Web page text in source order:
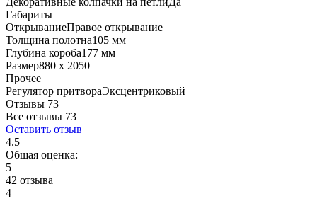
Габариты
ОткрываниеПравое открывание
Толщина полотна105 мм
Глубина короба177 мм
Размер880 x 2050
Прочее
Регулятор притвораЭксцентриковый
Отзывы 73
Все отзывы 73
Оставить отзыв
4.5
Общая оценка:
5
42 отзыва
4